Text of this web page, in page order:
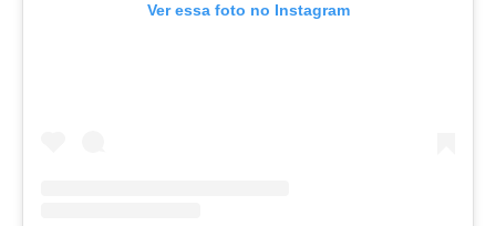
Ver essa foto no Instagram